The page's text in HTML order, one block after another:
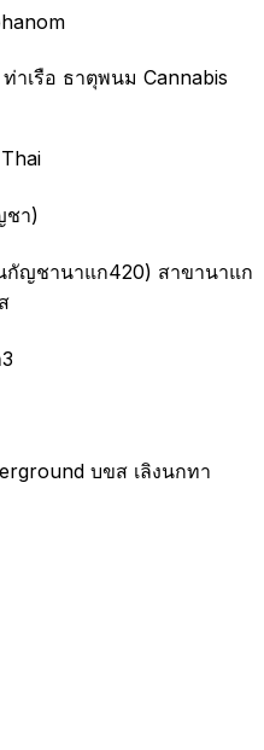
เรือ ธาตุพนม Cannabis
ชา)
กัญชานาแก420) สาขานาแก
บขส เลิงนกทา